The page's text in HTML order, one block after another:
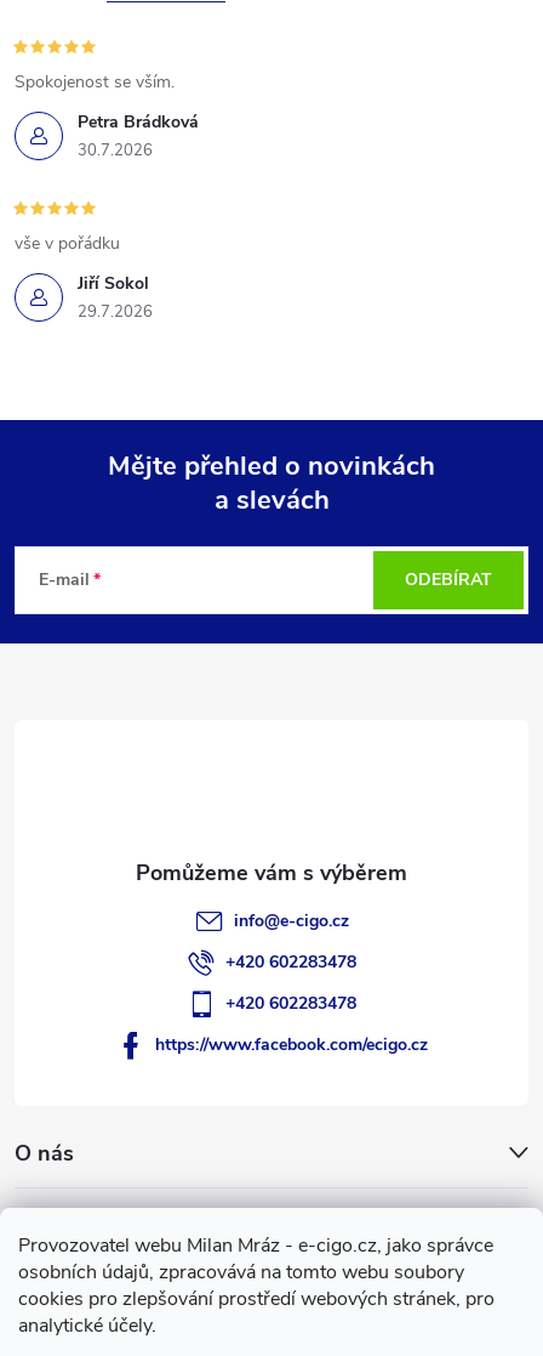
Provozovatel webu Milan Mráz - e-cigo.cz, jako správce
osobních údajů, zpracovává na tomto webu soubory
cookies pro zlepšování prostředí webových stránek, pro
analytické účely.
Petra Brádková
30.7.2026
Spokojenost se vším.
Jiří Sokol
29.7.2026
vše v pořádku
p
Mějte přehled o novinkách
a slevách
E-mail ODEBÍRAT
O nás
Facebook
info@e-cigo.cz
+420 602283478
+420 602283478
https://www.facebook.com/ecigo.cz